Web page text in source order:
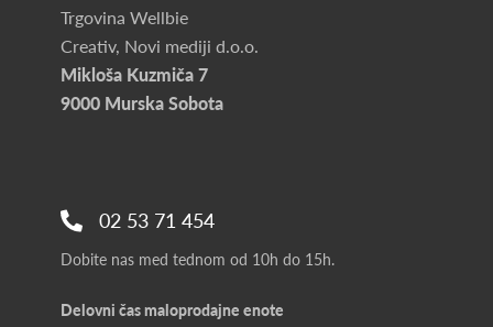
Trgovina Wellbie
Creativ, Novi mediji d.o.o.
Mikloša Kuzmiča 7
9000 Murska Sobota
02 53 71 454
Dobite nas med tednom od 10h do 15h.
Delovni čas maloprodajne enote